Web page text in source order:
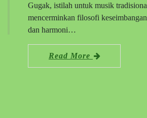
Gugak, istilah untuk musik
mencerminkan filosofi
dan harmoni…
Read More